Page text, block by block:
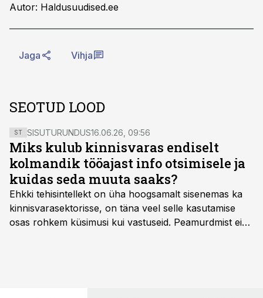
Autor: Haldusuudised.ee
Jaga Vihja
SEOTUD LOOD
ST SISUTURUNDUS16.06.26, 09:56
Miks kulub kinnisvaras endiselt
kolmandik tööajast info otsimisele ja
kuidas seda muuta saaks?
Ehkki tehisintellekt on üha hoogsamalt sisenemas ka
kinnisvarasektorisse, on täna veel selle kasutamise
osas rohkem küsimusi kui vastuseid. Peamurdmist ei